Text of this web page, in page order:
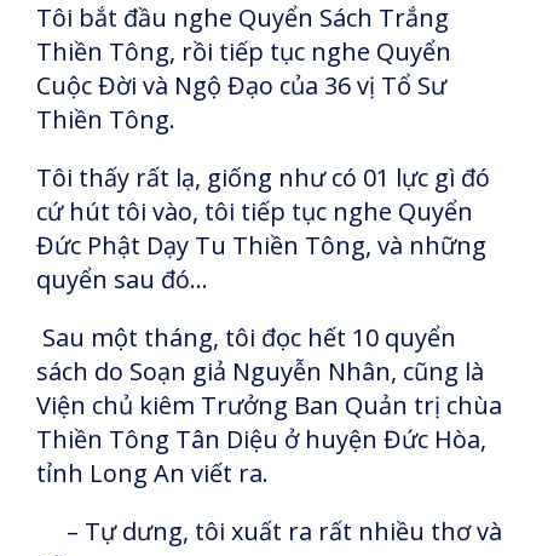
Tôi bắt đầu nghe Quyển Sách Trắng
Thiền Tông, rồi tiếp tục nghe Quyển
Cuộc Đời và Ngộ Đạo của 36 vị Tổ Sư
Thiền Tông.
Tôi thấy rất lạ, giống như có 01 lực gì đó
cứ hút tôi vào, tôi tiếp tục nghe Quyển
Đức Phật Dạy Tu Thiền Tông, và những
quyển sau đó…
Sau một tháng, tôi đọc hết 10 quyển
sách do Soạn giả Nguyễn Nhân, cũng là
Viện chủ kiêm Trưởng Ban Quản trị chùa
Thiền Tông Tân Diệu ở huyện Đức Hòa,
tỉnh Long An viết ra.
– Tự dưng, tôi xuất ra rất nhiều thơ và